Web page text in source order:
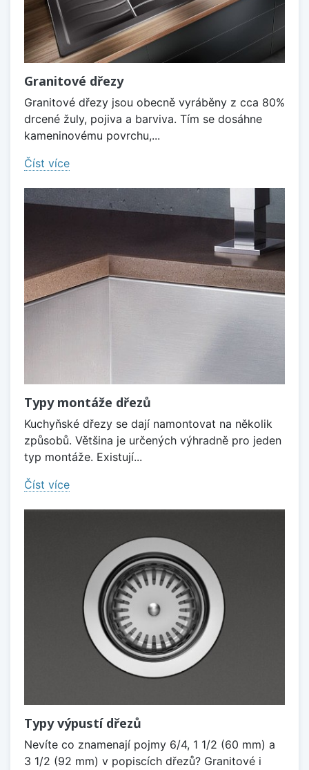
Granitové dřezy
Granitové dřezy jsou obecně vyráběny z cca 80%
drcené žuly, pojiva a barviva. Tím se dosáhne
kameninovému povrchu,...
Číst více
Typy montáže dřezů
Kuchyňské dřezy se dají namontovat na několik
způsobů. Většina je určených výhradně pro jeden
typ montáže. Existují...
Číst více
Typy výpustí dřezů
Nevíte co znamenají pojmy 6/4, 1 1/2 (60 mm) a
3 1/2 (92 mm) v popiscích dřezů? Granitové i